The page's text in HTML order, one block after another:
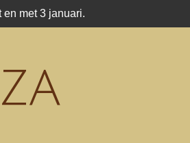
en met 3 januari.